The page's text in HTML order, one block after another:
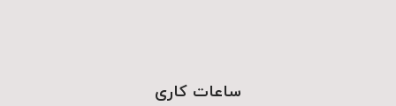
ساعات کاری